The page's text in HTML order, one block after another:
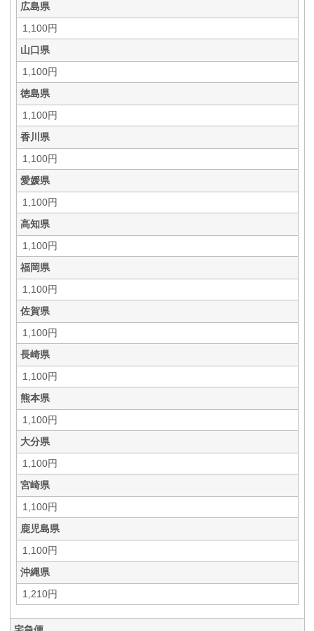
広島県
1,100円
山口県
1,100円
徳島県
1,100円
香川県
1,100円
愛媛県
1,100円
高知県
1,100円
福岡県
1,100円
佐賀県
1,100円
長崎県
1,100円
熊本県
1,100円
大分県
1,100円
宮崎県
1,100円
鹿児島県
1,100円
沖縄県
1,210円